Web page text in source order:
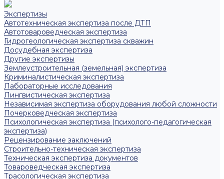
Экспертизы
Автотехническая экспертиза после ДТП
Автотовароведческая экспертиза
Гидрогеологическая экспертиза скважин
Досудебная экспертиза
Другие экспертизы
Землеустроительная (земельная) экспертиза
Криминалистическая экспертиза
Лабораторные исследования
Лингвистическая экспертиза
Независимая экспертиза оборудования любой сложности
Почерковедческая экспертиза
Психологическая экспертиза (психолого-педагогическая
экспертиза)
Рецензирование заключений
Строительно-техническая экспертиза
Техническая экспертиза документов
Товароведческая экспертиза
Трасологическая экспертиза